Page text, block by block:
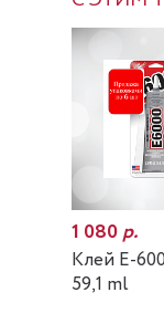
1 080р.
Клей E-
59,1 ml